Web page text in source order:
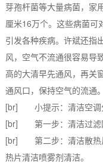
芽孢杆菌等大量病菌，家
厘米16万个。这些病菌可
引发各种疾病。许斌还指
风，空气不流通很容易导
高的大清早先通风，再关
通风口，保持空气的流通。
[br] 小提示：清洁空调
[br] 第一步：清洁过滤
[br] 第二步：清洁散热
热片清洁喷雾剂清洁。